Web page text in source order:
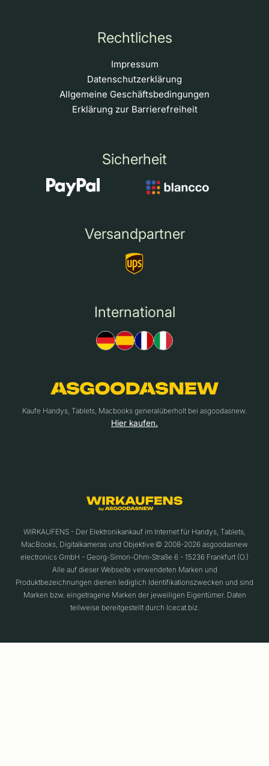
Rechtliches
Impressum
Datenschutzerklärung
Allgemeine Geschäftsbedingungen
Erklärung zur Barrierefreiheit
Sicherheit
Versandpartner
International
Kaufe Handys, Tablets, Macbooks generalüberholt bei asgoodasnew.
Hier kaufen.
WIRKAUFENS - Der Elektronikankauf im Internet für Handys, Tablets,
MacBooks, Digitalkameras und Objektive.© 2008-2026 asgoodasnew
electronics GmbH - Georg-Simon-Ohm-Straße 6 - 15236 Frankfurt (O.)
Alle auf dieser Webseite verwendeten Marken und
Produktbezeichnungen dienen lediglich Identifikationszwecken und sind
Marken bzw. eingetragene Marken der jeweiligen Eigentümer. Daten
teilweise bereitgestellt durch Icecat.biz.